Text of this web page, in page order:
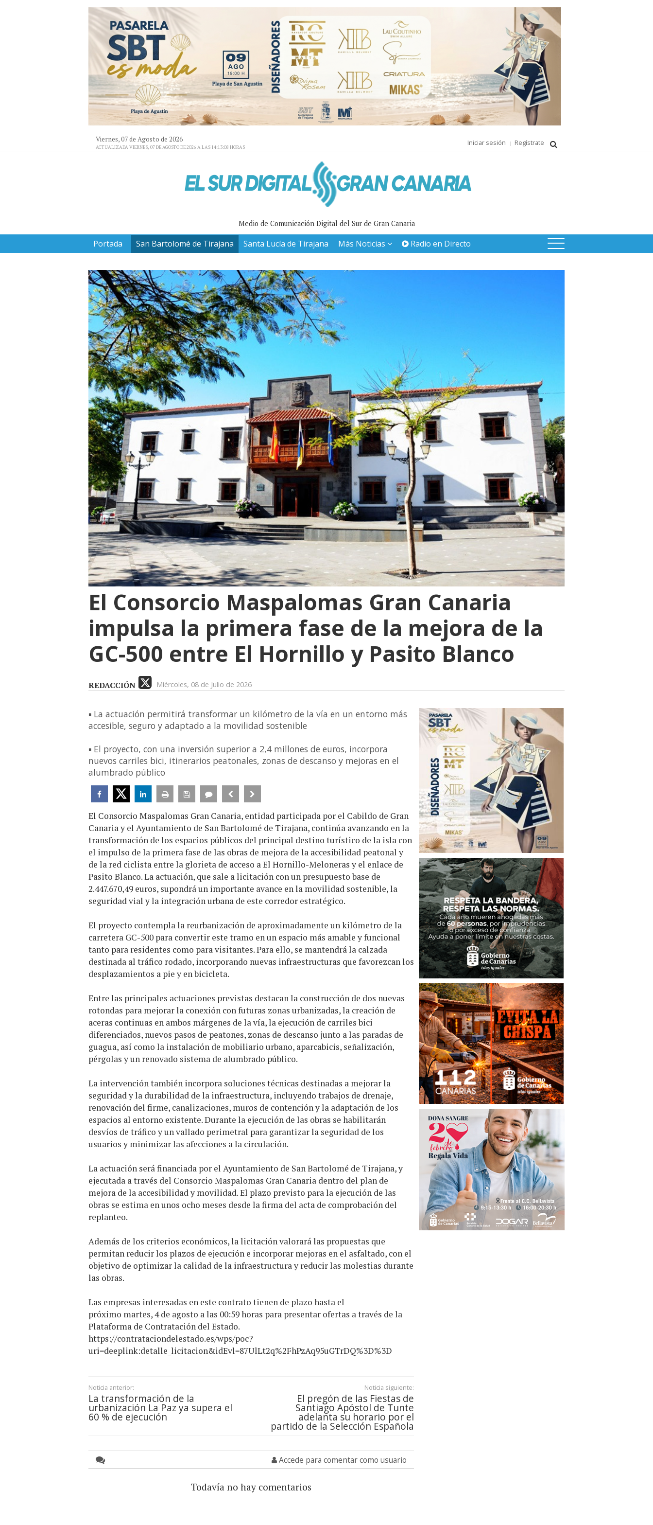
Viernes, 07 de Agosto de 2026
ACTUALIZADA VIERNES, 07 DE AGOSTO DE 2026 A LAS 14:13:08 HORAS
Iniciar sesión Regístrate
Medio de Comunicación Digital del Sur de Gran Canaria
Portada San Bartolomé de Tirajana Santa Lucía de Tirajana Más Noticias Radio en Directo
El Consorcio Maspalomas Gran Canaria
impulsa la primera fase de la mejora de la
GC-500 entre El Hornillo y Pasito Blanco
REDACCIÓN Miércoles, 08 de Julio de 2026
▪ La actuación permitirá transformar un kilómetro de la vía en un entorno más
accesible, seguro y adaptado a la movilidad sostenible
▪ El proyecto, con una inversión superior a 2,4 millones de euros, incorpora
nuevos carriles bici, itinerarios peatonales, zonas de descanso y mejoras en el
alumbrado público
El Consorcio Maspalomas Gran Canaria, entidad participada por el Cabildo de Gran
Canaria y el Ayuntamiento de San Bartolomé de Tirajana, continúa avanzando en la
transformación de los espacios públicos del principal destino turístico de la isla con
el impulso de la primera fase de las obras de mejora de la accesibilidad peatonal y
de la red ciclista entre la glorieta de acceso a El Hornillo-Meloneras y el enlace de
Pasito Blanco. La actuación, que sale a licitación con un presupuesto base de
2.447.670,49 euros, supondrá un importante avance en la movilidad sostenible, la
seguridad vial y la integración urbana de este corredor estratégico.
El proyecto contempla la reurbanización de aproximadamente un kilómetro de la
carretera GC-500 para convertir este tramo en un espacio más amable y funcional
tanto para residentes como para visitantes. Para ello, se mantendrá la calzada
destinada al tráfico rodado, incorporando nuevas infraestructuras que favorezcan los
desplazamientos a pie y en bicicleta.
Entre las principales actuaciones previstas destacan la construcción de dos nuevas
rotondas para mejorar la conexión con futuras zonas urbanizadas, la creación de
aceras continuas en ambos márgenes de la vía, la ejecución de carriles bici
diferenciados, nuevos pasos de peatones, zonas de descanso junto a las paradas de
guagua, así como la instalación de mobiliario urbano, aparcabicis, señalización,
pérgolas y un renovado sistema de alumbrado público.
La intervención también incorpora soluciones técnicas destinadas a mejorar la
seguridad y la durabilidad de la infraestructura, incluyendo trabajos de drenaje,
renovación del firme, canalizaciones, muros de contención y la adaptación de los
espacios al entorno existente. Durante la ejecución de las obras se habilitarán
desvíos de tráfico y un vallado perimetral para garantizar la seguridad de los
usuarios y minimizar las afecciones a la circulación.
La actuación será financiada por el Ayuntamiento de San Bartolomé de Tirajana, y
ejecutada a través del Consorcio Maspalomas Gran Canaria dentro del plan de
mejora de la accesibilidad y movilidad. El plazo previsto para la ejecución de las
obras se estima en unos ocho meses desde la firma del acta de comprobación del
replanteo.
Además de los criterios económicos, la licitación valorará las propuestas que
permitan reducir los plazos de ejecución e incorporar mejoras en el asfaltado, con el
objetivo de optimizar la calidad de la infraestructura y reducir las molestias durante
las obras.
Las empresas interesadas en este contrato tienen de plazo hasta el
próximo martes, 4 de agosto a las 00:59 horas para presentar ofertas a través de la
Plataforma de Contratación del Estado.
https://contrataciondelestado.es/wps/poc?
uri=deeplink:detalle_licitacion&idEvl=87UlLt2q%2FhPzAq95uGTrDQ%3D%3D
Noticia anterior:
La transformación de la
urbanización La Paz ya supera el
60 % de ejecución
Noticia siguiente:
El pregón de las Fiestas de
Santiago Apóstol de Tunte
adelanta su horario por el
partido de la Selección Española
Accede para comentar como usuario
Todavía no hay comentarios